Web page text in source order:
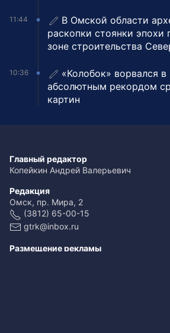
11:44
В Омской области
раскопки стоянки эпохи
зоне строительства
10:36
«Колобок» ворвался в
абсолютным рекордом
картин
Главный редактор
Копейкин Андрей Валерьевич
Редакция
Омск, пр. Мира, 2
(3812) 65-00-15
gtrk@inbox.ru
Размещение рекламы